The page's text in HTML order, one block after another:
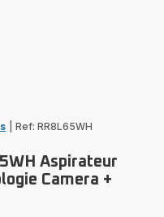
Ref: RR8L65WH
Aspirateur
Camera +